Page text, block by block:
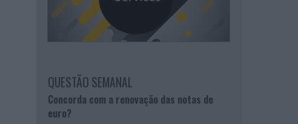
QUESTÃO SEMANAL
Concorda com a renovação das notas de
euro?